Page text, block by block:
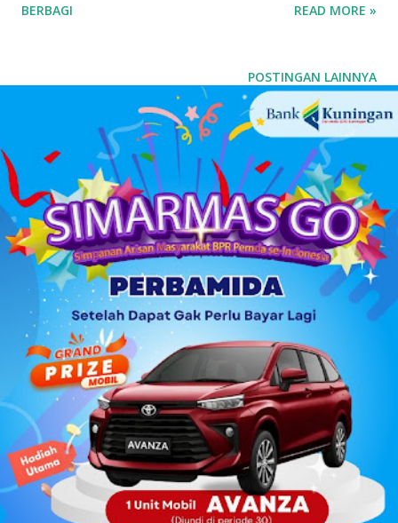
kusta. Acara tersebut tidak hanya menjadi ajang perlombaan
Bersatu dan Beraksi Wujudkan Kuningan Bebas Kusta,
kegiatan itu berlangsung di Panggung Budaya Prima Resort
Cigandamekar, Kuningan, pada Selasa (11/2/2025). Acara
tersebut diikuti oleh puluhan peserta dari berbagai latar
belakang, termasuk OYPMK (Orang yang Pernah Mengalami
Kusta), fasilitator, serta tenaga kesehatan dari berbagai
puskesmas di Kuningan. Kabid Pencegahan dan
Pengendalian Penyakit Dinas Kesehatan Kuningan, dr. Deni
Mustafa, menjelaskan, peringatan itu merupakan bagian dari
inisiatif Desa Sahabat Kusta (Desaku) yang dijalankan oleh
Yayasan NLR...
BERBAGI READ MORE »
POSTINGAN LAINNYA